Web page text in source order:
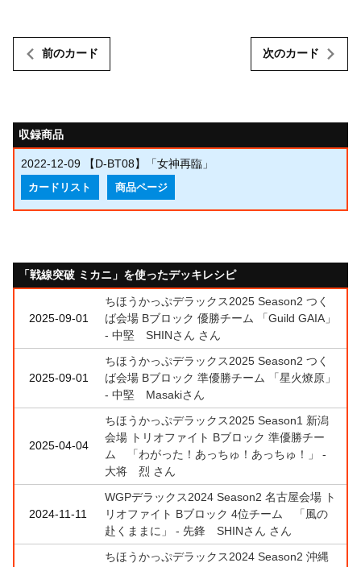
前のカード 次のカード
収録商品
2022-12-09 【D-BT08】「女神再臨」
カードリスト 商品ページ
「戦線突破 ミカニ」を使ったデッキレシピ
2025-09-01
ちほうかっぷデラックス2025 Season2 つく
ば会場 Bブロック 優勝チーム 「Guild GAIA」
- 中堅 SHINさん さん
2025-09-01
ちほうかっぷデラックス2025 Season2 つく
ば会場 Bブロック 準優勝チーム 「星火燎原」
- 中堅 Masakiさん
2025-04-04
ちほうかっぷデラックス2025 Season1 新潟
会場 トリオファイト Bブロック 準優勝チー
ム 「わがった！あっちゅ！あっちゅ！」 -
大将 烈 さん
2024-11-11
WGPデラックス2024 Season2 名古屋会場 ト
リオファイト Bブロック 4位チーム 「風の
赴くままに」 - 先鋒 SHINさん さん
ちほうかっぷデラックス2024 Season2 沖縄